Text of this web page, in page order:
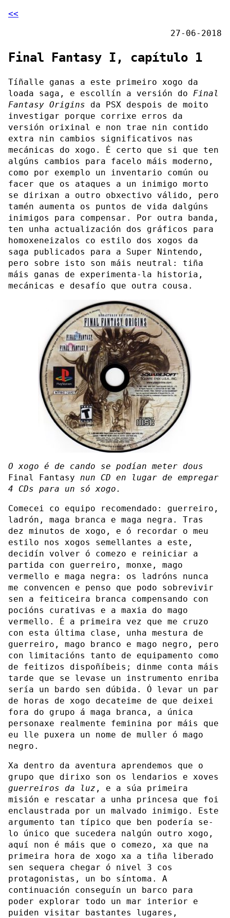
<<
27-06-2018
Final Fantasy I, capítulo 1
Tíñalle ganas a este primeiro xogo da
loada saga, e escollín a versión do Final
Fantasy Origins da PSX despois de moito
investigar porque corrixe erros da
versión orixinal e non trae nin contido
extra nin cambios significativos nas
mecánicas do xogo. É certo que si que ten
algúns cambios para facelo máis moderno,
como por exemplo un inventario común ou
facer que os ataques a un inimigo morto
se dirixan a outro obxectivo válido, pero
tamén aumenta os puntos de vida dalgúns
inimigos para compensar. Por outra banda,
ten unha actualización dos gráficos para
homoxeneizalos co estilo dos xogos da
saga publicados para a Super Nintendo,
pero sobre isto son máis neutral: tiña
máis ganas de experimenta-la historia,
mecánicas e desafío que outra cousa.
O xogo é de cando se podían meter dous
Final Fantasy nun CD en lugar de empregar
4 CDs para un só xogo.
Comecei co equipo recomendado: guerreiro,
ladrón, maga branca e maga negra. Tras
dez minutos de xogo, e ó recordar o meu
estilo nos xogos semellantes a este,
decidín volver ó comezo e reiniciar a
partida con guerreiro, monxe, mago
vermello e maga negra: os ladróns nunca
me convencen e penso que podo sobrevivir
sen a feiticeira branca compensando con
pocións curativas e a maxia do mago
vermello. É a primeira vez que me cruzo
con esta última clase, unha mestura de
guerreiro, mago branco e mago negro, pero
con limitacións tanto de equipamento como
de feitizos dispoñíbeis; dinme conta máis
tarde que se levase un instrumento enriba
sería un bardo sen dúbida. Ó levar un par
de horas de xogo decateime de que deixei
fora do grupo á maga branca, a única
personaxe realmente feminina por máis que
eu lle puxera un nome de muller ó mago
negro.
Xa dentro da aventura aprendemos que o
grupo que dirixo son os lendarios e xoves
guerreiros da luz , e a súa primeira
misión e rescatar a unha princesa que foi
enclaustrada por un malvado inimigo. Este
argumento tan típico que ben podería se-
lo único que sucedera nalgún outro xogo,
aquí non é máis que o comezo, xa que na
primeira hora de xogo xa a tiña liberado
sen sequera chegar ó nivel 3 cos
protagonistas, un bo síntoma. A
continuación conseguín un barco para
poder explorar todo un mar interior e
puiden visitar bastantes lugares,